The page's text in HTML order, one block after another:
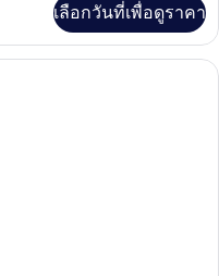
เลือกวันที่เพื่อดูราคา
องนอนระดับพรีเมียม, ผ้านวมขนเ